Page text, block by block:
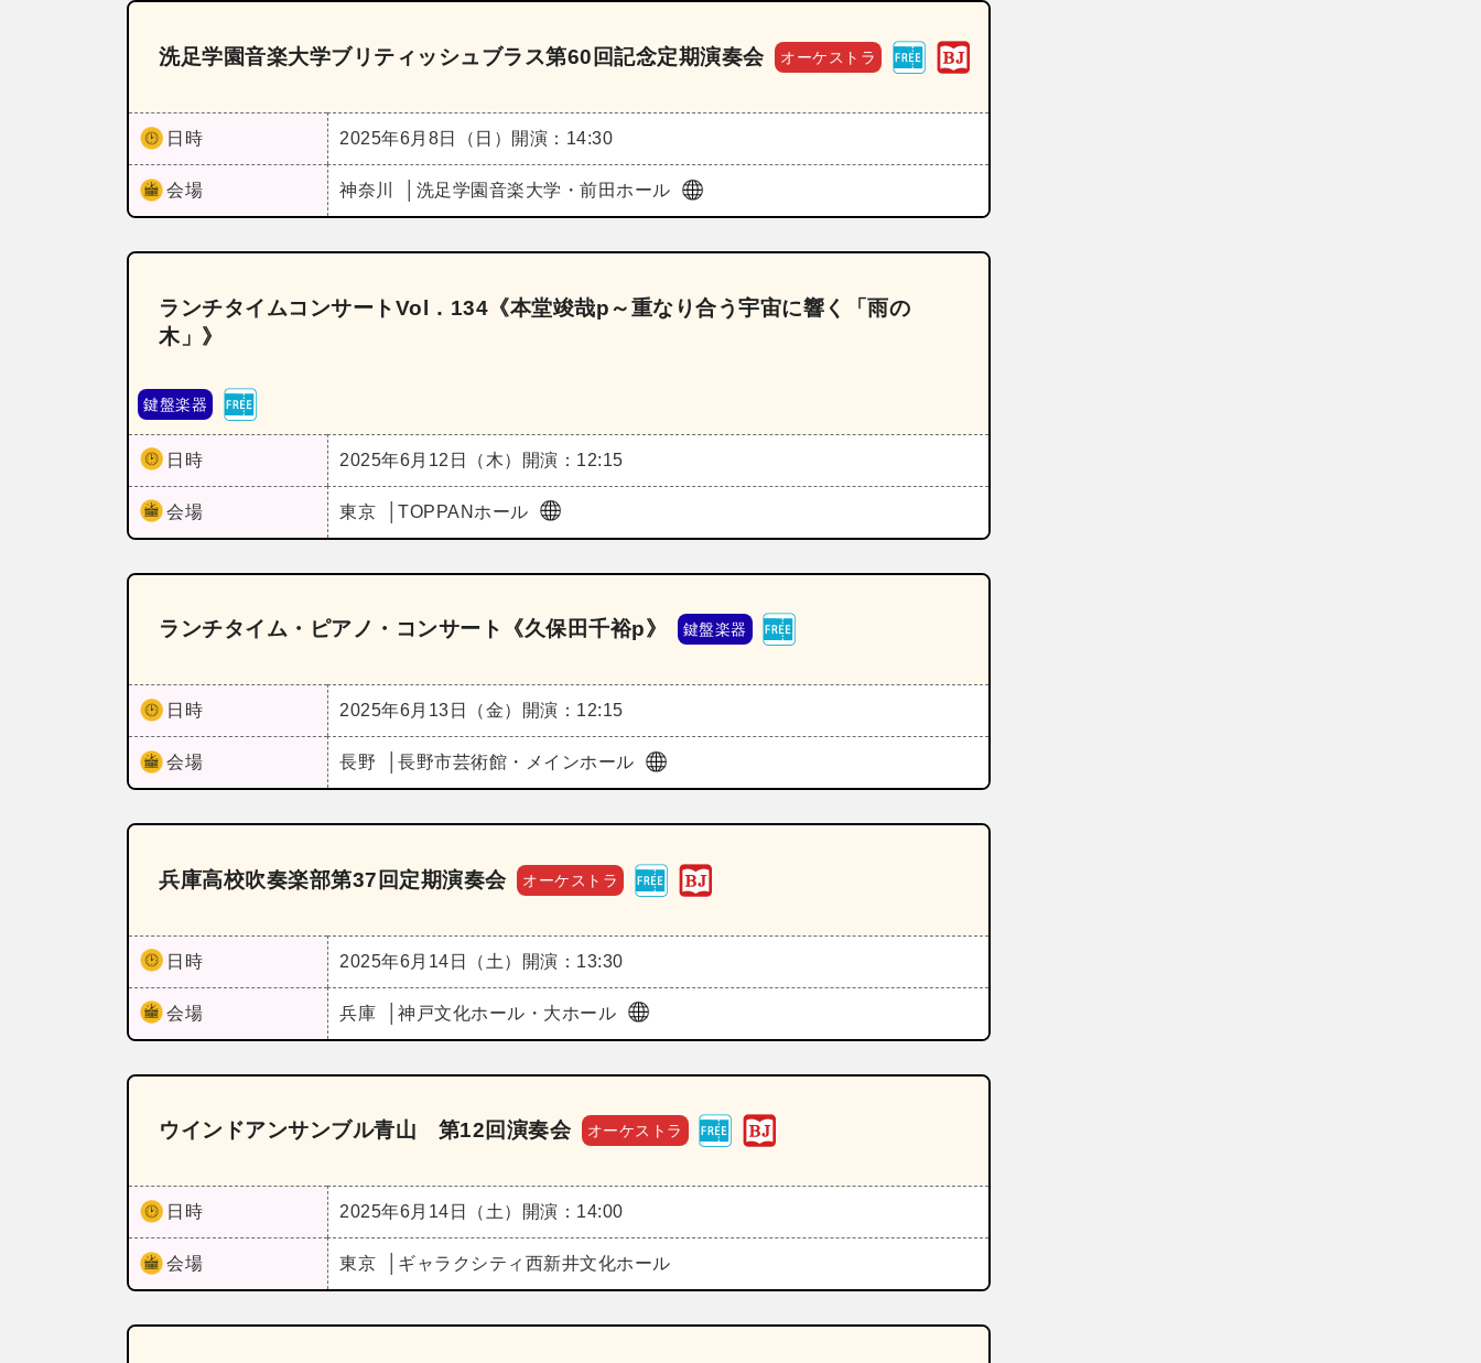
洗足学園音楽大学ブリティッシュブラス第60回記念定期演奏会 オーケストラ
日時 2025年6月8日（日） 開演：14:30
会場 神奈川 洗足学園音楽大学・前田ホール
ランチタイムコンサートVol．134《本堂竣哉p～重なり合う宇宙に響く「雨の
木」》
鍵盤楽器
日時 2025年6月12日（木） 開演：12:15
会場 東京 TOPPANホール
ランチタイム・ピアノ・コンサート《久保田千裕p》 鍵盤楽器
日時 2025年6月13日（金） 開演：12:15
会場 長野 長野市芸術館・メインホール
兵庫高校吹奏楽部第37回定期演奏会 オーケストラ
日時 2025年6月14日（土） 開演：13:30
会場 兵庫 神戸文化ホール・大ホール
ウインドアンサンブル青山 第12回演奏会 オーケストラ
日時 2025年6月14日（土） 開演：14:00
会場 東京 ギャラクシティ西新井文化ホール